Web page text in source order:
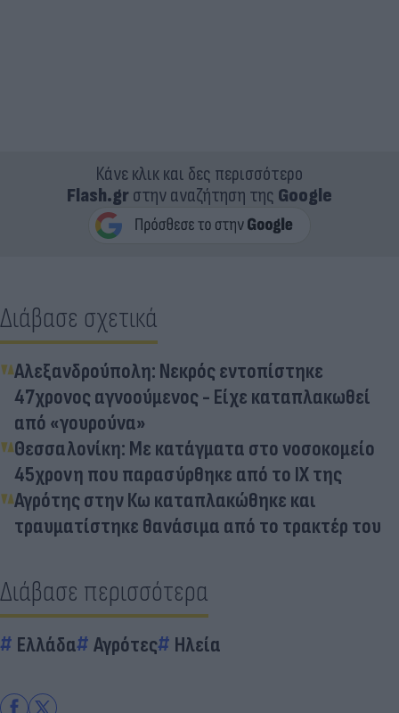
Κάνε κλικ και δες περισσότερο
Flash.grστην αναζήτηση της Google
Διάβασε σχετικά
Αλεξανδρούπολη: Νεκρός εντοπίστηκε
47χρονος αγνοούμενος - Είχε καταπλακωθεί
από «γουρούνα»
Θεσσαλονίκη: Με κατάγματα στο νοσοκομείο
45χρονη που παρασύρθηκε από το ΙΧ της
Αγρότης στην Κω καταπλακώθηκε και
τραυματίστηκε θανάσιμα από το τρακτέρ του
Διάβασε περισσότερα
Ελλάδα Αγρότες Ηλεία